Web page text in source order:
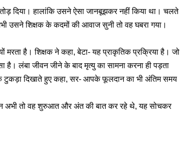
दिया। हालांकि उसने ऐसा जानबूझकर नहीं किया था। चलते
उसने शिक्षक के कदमों की आवाज सुनी तो वह घबरा गया।
मरता है। शिक्षक ने कहा, बेटा- यह प्राकृतिक प्रक्रिया है। जो
लंबा जीवन जीने के बाद मृत्यु का सामना करना ही पड़ता
टुकड़ा दिखाते हुए कहा, सर- आपके फूलदान का भी अंतिम समय
अभी तो वह शुरुआत और अंत की बात कर रहे थे, यह सोचकर